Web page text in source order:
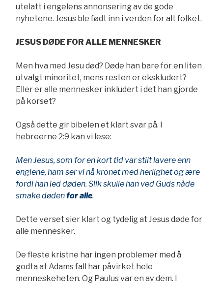
utelatt i engelens annonsering av de gode
nyhetene. Jesus ble født inn i verden for alt folket.
JESUS DØDE FOR ALLE MENNESKER
Men hva med Jesu død? Døde han bare for en liten
utvalgt minoritet, mens resten er ekskludert?
Eller er alle mennesker inkludert i det han gjorde
på korset?
Også dette gir bibelen et klart svar på. I
hebreerne 2:9 kan vi lese:
Men Jesus, som for en kort tid var stilt lavere enn
englene, ham ser vi nå kronet med herlighet og ære
fordi han led døden. Slik skulle han ved Guds nåde
smake dødenfor alle.
Dette verset sier klart og tydelig at Jesus døde for
alle mennesker.
De fleste kristne har ingen problemer med å
godta at Adams fall har påvirket hele
menneskeheten. Og Paulus var en av dem. I